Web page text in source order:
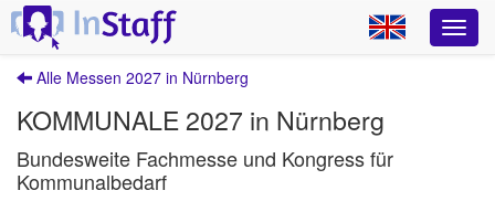
Alle Messen 2027 in Nürnberg
KOMMUNALE 2027 in Nürnberg
Bundesweite Fachmesse und Kongress für
Kommunalbedarf